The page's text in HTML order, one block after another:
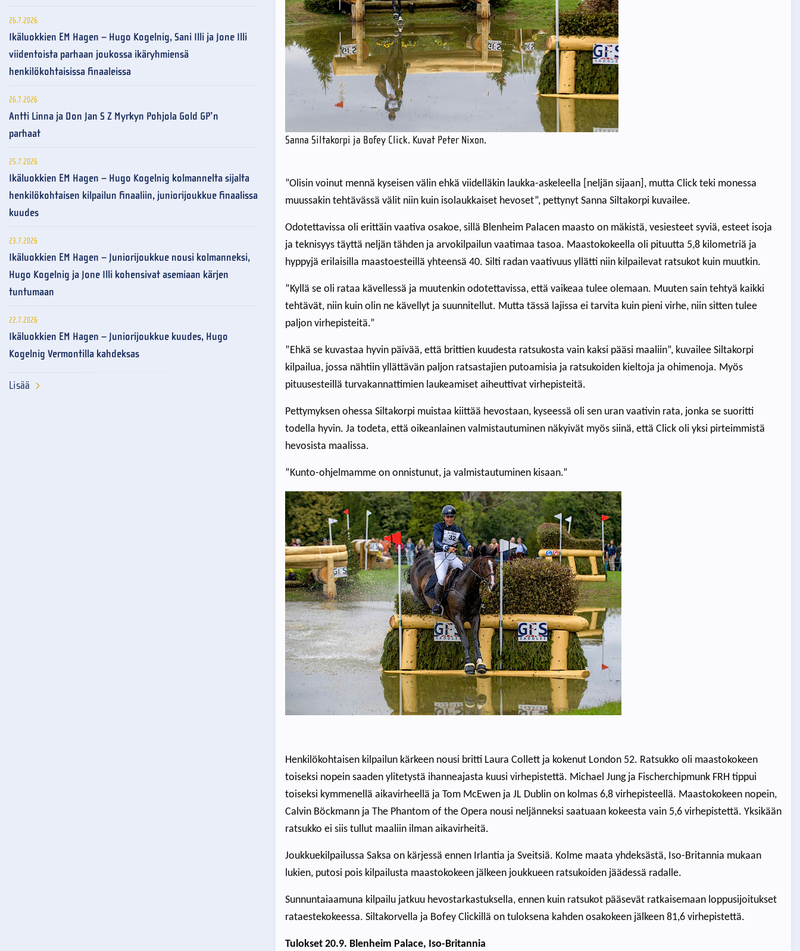
Sanna Siltakorpi ja Bofey Click. Kuvat Peter Nixon.
”Olisin voinut mennä kyseisen välin ehkä viidelläkin laukka-askeleella [neljän sijaan], mutta Click teki monessa
muussakin tehtävässä välit niin kuin isolaukkaiset hevoset”, pettynyt Sanna Siltakorpi kuvailee.
Odotettavissa oli erittäin vaativa osakoe, sillä Blenheim Palacen maasto on mäkistä, vesiesteet syviä, esteet isoja
ja teknisyys täyttä neljän tähden ja arvokilpailun vaatimaa tasoa. Maastokokeella oli pituutta 5,8 kilometriä ja
hyppyjä erilaisilla maastoesteillä yhteensä 40. Silti radan vaativuus yllätti niin kilpailevat ratsukot kuin muutkin.
”Kyllä se oli rataa kävellessä ja muutenkin odotettavissa, että vaikeaa tulee olemaan. Muuten sain tehtyä kaikki
tehtävät, niin kuin olin ne kävellyt ja suunnitellut. Mutta tässä lajissa ei tarvita kuin pieni virhe, niin sitten tulee
paljon virhepisteitä.”
”Ehkä se kuvastaa hyvin päivää, että brittien kuudesta ratsukosta vain kaksi pääsi maaliin”, kuvailee Siltakorpi
kilpailua, jossa nähtiin yllättävän paljon ratsastajien putoamisia ja ratsukoiden kieltoja ja ohimenoja. Myös
pituusesteillä turvakannattimien laukeamiset aiheuttivat virhepisteitä.
Pettymyksen ohessa Siltakorpi muistaa kiittää hevostaan, kyseessä oli sen uran vaativin rata, jonka se suoritti
todella hyvin. Ja todeta, että oikeanlainen valmistautuminen näkyivät myös siinä, että Click oli yksi pirteimmistä
hevosista maalissa.
”Kunto-ohjelmamme on onnistunut, ja valmistautuminen kisaan.”
Henkilökohtaisen kilpailun kärkeen nousi britti Laura Collett ja kokenut London 52. Ratsukko oli maastokokeen
toiseksi nopein saaden ylitetystä ihanneajasta kuusi virhepistettä. Michael Jung ja Fischerchipmunk FRH tippui
toiseksi kymmenellä aikavirheellä ja Tom McEwen ja JL Dublin on kolmas 6,8 virhepisteellä. Maastokokeen nopein,
Calvin Böckmann ja The Phantom of the Opera nousi neljänneksi saatuaan kokeesta vain 5,6 virhepistettä. Yksikään
ratsukko ei siis tullut maaliin ilman aikavirheitä.
Joukkuekilpailussa Saksa on kärjessä ennen Irlantia ja Sveitsiä. Kolme maata yhdeksästä, Iso-Britannia mukaan
lukien, putosi pois kilpailusta maastokokeen jälkeen joukkueen ratsukoiden jäädessä radalle.
Sunnuntaiaamuna kilpailu jatkuu hevostarkastuksella, ennen kuin ratsukot pääsevät ratkaisemaan loppusijoitukset
rataestekokeessa. Siltakorvella ja Bofey Clickillä on tuloksena kahden osakokeen jälkeen 81,6 virhepistettä.
Tulokset 20.9. Blenheim Palace, Iso-Britannia
26.7.2026
Ikäluokkien EM Hagen – Hugo Kogelnig, Sani Illi ja Jone Illi
viidentoista parhaan joukossa ikäryhmiensä
henkilökohtaisissa finaaleissa
26.7.2026
Antti Linna ja Don Jan S Z Myrkyn Pohjola Gold GP’n
parhaat
25.7.2026
Ikäluokkien EM Hagen – Hugo Kogelnig kolmannelta sijalta
henkilökohtaisen kilpailun finaaliin, juniorijoukkue finaalissa
kuudes
23.7.2026
Ikäluokkien EM Hagen – Juniorijoukkue nousi kolmanneksi,
Hugo Kogelnig ja Jone Illi kohensivat asemiaan kärjen
tuntumaan
22.7.2026
Ikäluokkien EM Hagen – Juniorijoukkue kuudes, Hugo
Kogelnig Vermontilla kahdeksas
Lisää